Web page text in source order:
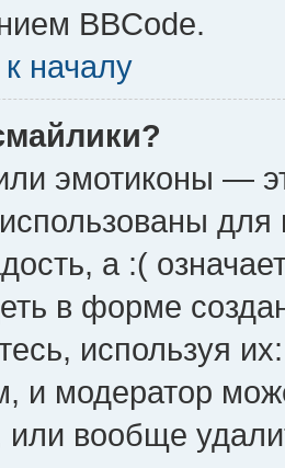
BBCode.
началу
эмотиконы —
а :(
в форме
используя
и модератор
вообще